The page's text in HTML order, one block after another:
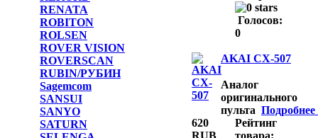
RENATA
ROBITON
ROLSEN
ROVER VISION
ROVERSCAN
RUBIN/РУБИН
Sagemcom
SANSUI
SANYO
SATURN
Голосов:
0
AKAI CX-507
Аналог
оригинального
пульта Подробнее
620
RUB
Рейтинг
товара: